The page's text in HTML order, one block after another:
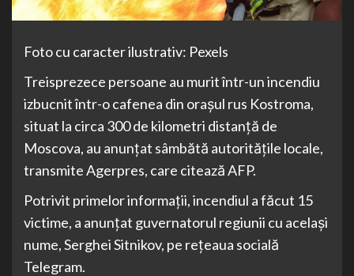
Foto cu caracter ilustrativ: Pexels
Treisprezece persoane au murit într-un incendiu
izbucnit într-o cafenea din oraşul rus Kostroma,
situat la circa 300 de kilometri distanţă de
Moscova, au anunţat sâmbătă autorităţile locale,
transmite Agerpres, care citează AFP.
Potrivit primelor informaţii, incendiul a făcut 15
victime, a anunţat guvernatorul regiunii cu acelaşi
nume, Serghei Sitnikov, pe reţeaua socială
Telegram.